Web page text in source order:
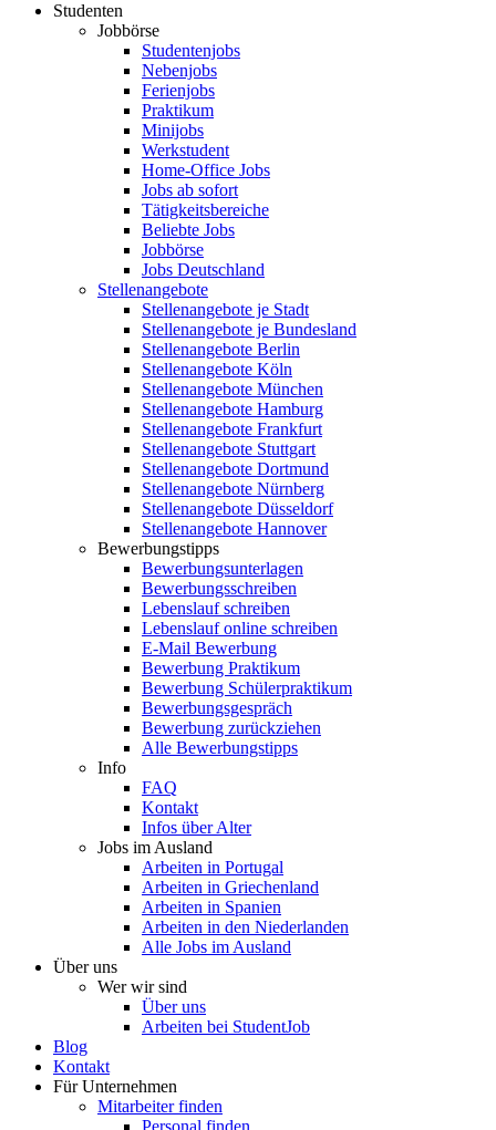
Studenten
Jobbörse
Studentenjobs
Nebenjobs
Ferienjobs
Praktikum
Minijobs
Werkstudent
Home-Office Jobs
Jobs ab sofort
Tätigkeitsbereiche
Beliebte Jobs
Jobbörse
Jobs Deutschland
Stellenangebote
Stellenangebote je Stadt
Stellenangebote je Bundesland
Stellenangebote Berlin
Stellenangebote Köln
Stellenangebote München
Stellenangebote Hamburg
Stellenangebote Frankfurt
Stellenangebote Stuttgart
Stellenangebote Dortmund
Stellenangebote Nürnberg
Stellenangebote Düsseldorf
Stellenangebote Hannover
Bewerbungstipps
Bewerbungsunterlagen
Bewerbungsschreiben
Lebenslauf schreiben
Lebenslauf online schreiben
E-Mail Bewerbung
Bewerbung Praktikum
Bewerbung Schülerpraktikum
Bewerbungsgespräch
Bewerbung zurückziehen
Alle Bewerbungstipps
Info
FAQ
Kontakt
Infos über Alter
Jobs im Ausland
Arbeiten in Portugal
Arbeiten in Griechenland
Arbeiten in Spanien
Arbeiten in den Niederlanden
Alle Jobs im Ausland
Über uns
Wer wir sind
Über uns
Arbeiten bei StudentJob
Blog
Kontakt
Für Unternehmen
Mitarbeiter finden
Personal finden